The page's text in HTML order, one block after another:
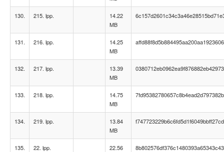
130. 215. lpp.
14.22
MB
131. 216. lpp.
14.25
MB
132. 217. lpp.
13.39
MB
133. 218. lpp.
14.75
MB
134. 219. lpp.
13.84
MB
f747723229b6c6fd5d1f6049bbff27cd
135. 22. lpp.
22.56